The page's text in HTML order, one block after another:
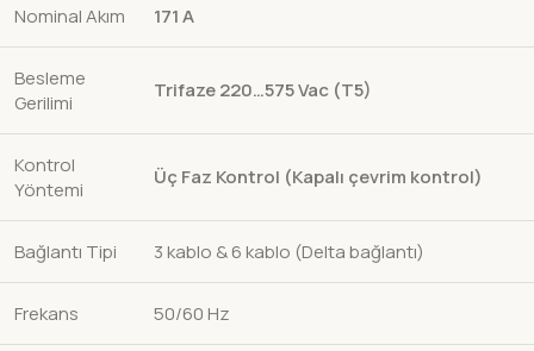
Nominal Akım 171 A
Besleme
Gerilimi
Trifaze 220…575 Vac (T5)
Kontrol
Yöntemi
Üç Faz Kontrol (Kapalı çevrim kontrol)
Bağlantı Tipi 3 kablo & 6 kablo (Delta bağlantı)
Frekans 50/60 Hz